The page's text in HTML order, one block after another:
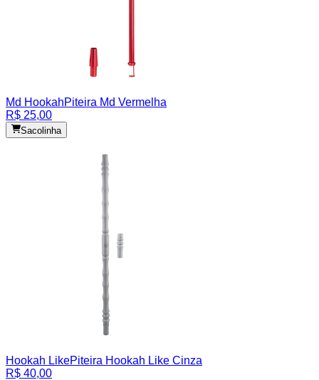
Md HookahPiteira Md Vermelha
R$ 25,00
Sacolinha
Hookah LikePiteira Hookah Like Cinza
R$ 40,00